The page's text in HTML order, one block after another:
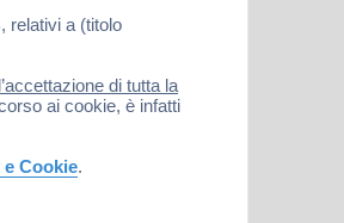
relativi a (titolo
di tutta la
ai cookie, è infatti
Cookie.